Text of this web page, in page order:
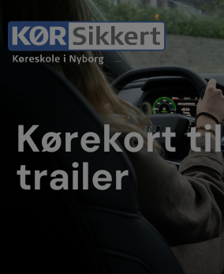
Kørekort til
trailer